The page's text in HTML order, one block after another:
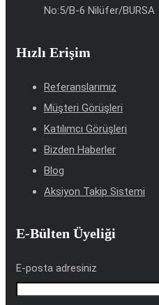
No:5/B-6 Nilüfer/BURSA
Hızlı Erişim
Referanslarımız
Müşteri Görüşleri
Katılımcı Görüşleri
Bizden Haberler
Blog
Aksiyon Takip Sistemi
E-Bülten Üyeliği
E-posta adresiniz